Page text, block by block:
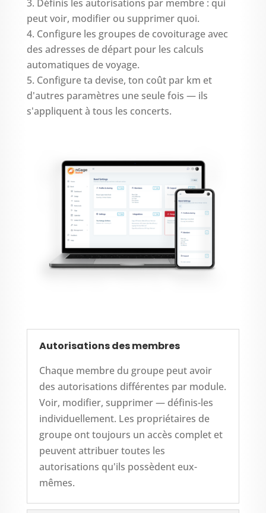
Définis les autorisations par membre : qui
peut voir, modifier ou supprimer quoi.
Configure les groupes de covoiturage avec
des adresses de départ pour les calculs
automatiques de voyage.
Configure ta devise, ton coût par km et
d'autres paramètres une seule fois — ils
s'appliquent à tous les concerts.
Autorisations des membres
Chaque membre du groupe peut avoir
des autorisations différentes par module.
Voir, modifier, supprimer — définis-les
individuellement. Les propriétaires de
groupe ont toujours un accès complet et
peuvent attribuer toutes les
autorisations qu'ils possèdent eux-
mêmes.